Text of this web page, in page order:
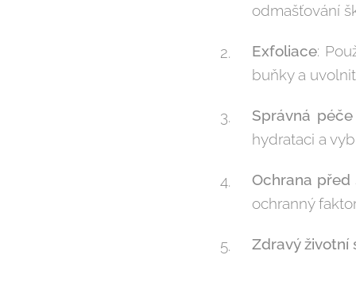
odmašťování
Exfoliace:
buňky a
Správná
hydrataci a
Ochrana před
ochranný
Zdravý životní